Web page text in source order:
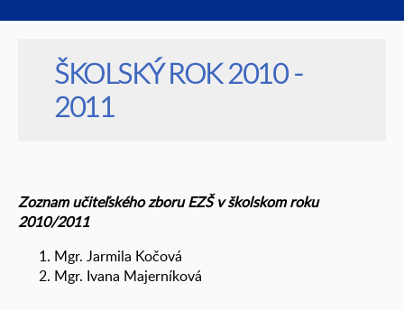
ŠKOLSKÝ ROK 2010 -
2011
Zoznam učiteľského zboru EZŠ v školskom roku
2010/2011
Mgr. Jarmila Kočová
Mgr. Ivana Majerníková